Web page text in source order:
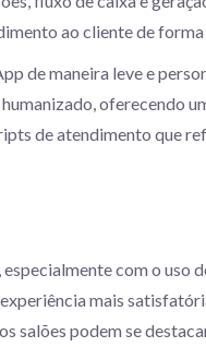
ao cliente de forma
de maneira leve e
oferecendo
de atendimento que
com o uso
mais
salões podem se